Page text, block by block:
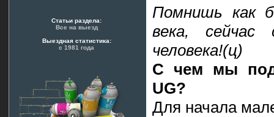
Статьи раздела:
Все на выезд
Выездная статистика:
с 1981 года
Помнишь как
века,
человека!(ц)
С чем мы
UG?
Для начала